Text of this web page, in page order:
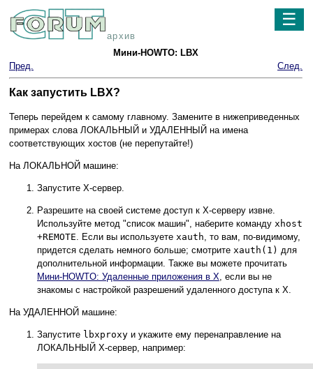
архив
☰
Мини-HOWTO: LBX
Пред.
След.
Как запустить LBX?
Теперь перейдем к самому главному. Замените в нижеприведенных
примерах слова ЛОКАЛЬНЫЙ и УДАЛЕННЫЙ на имена
соответствующих хостов (не перепутайте!)
На ЛОКАЛЬНОЙ машине:
Запустите X-сервер.
Разрешите на своей системе доступ к X-серверу извне.
Используйте метод "список машин", наберите команду xhost
+REMOTE . Если вы используете xauth , то вам, по-видимому,
придется сделать немного больше; смотрите xauth(1) для
дополнительной информации. Также вы можете прочитать
Мини-HOWTO: Удаленные приложения в X , если вы не
знакомы с настройкой разрешений удаленного доступа к X.
На УДАЛЕННОЙ машине:
Запустите lbxproxy и укажите ему перенаправление на
ЛОКАЛЬНЫЙ X-сервер, например: